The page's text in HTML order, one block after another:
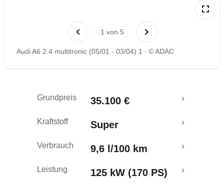
Laufende Kosten 1 von 5
Audi A6 2.4 multitronic (05/01 - 03/04) 1 © ADAC
Grundpreis 35.100 €
Kraftstoff Super
Verbrauch 9,6 l/100 km
Leistung 125 kW (170 PS)